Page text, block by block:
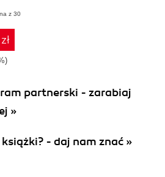
z 30
partnerski - zarabiaj
»
- daj nam znać »